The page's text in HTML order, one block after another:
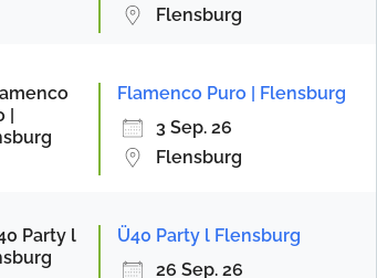
Flensburg
Flamenco Puro | Flensburg
3 Sep. 26
Flensburg
Ü40 Party l Flensburg
26 Sep. 26